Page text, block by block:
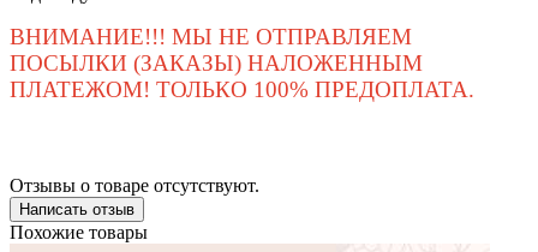
ВНИМАНИЕ!!! МЫ НЕ ОТПРАВЛЯЕМ
ПОСЫЛКИ (ЗАКАЗЫ) НАЛОЖЕННЫМ
ПЛАТЕЖОМ! ТОЛЬКО 100% ПРЕДОПЛАТА.
Отзывы о товаре отсутствуют.
Написать отзыв
Похожие товары